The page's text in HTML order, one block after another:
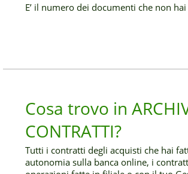
E’ il numero dei documenti che non
Cosa trovo in
CONTRATTI?
Tutti i contratti degli acquisti che hai
autonomia sulla banca online, i